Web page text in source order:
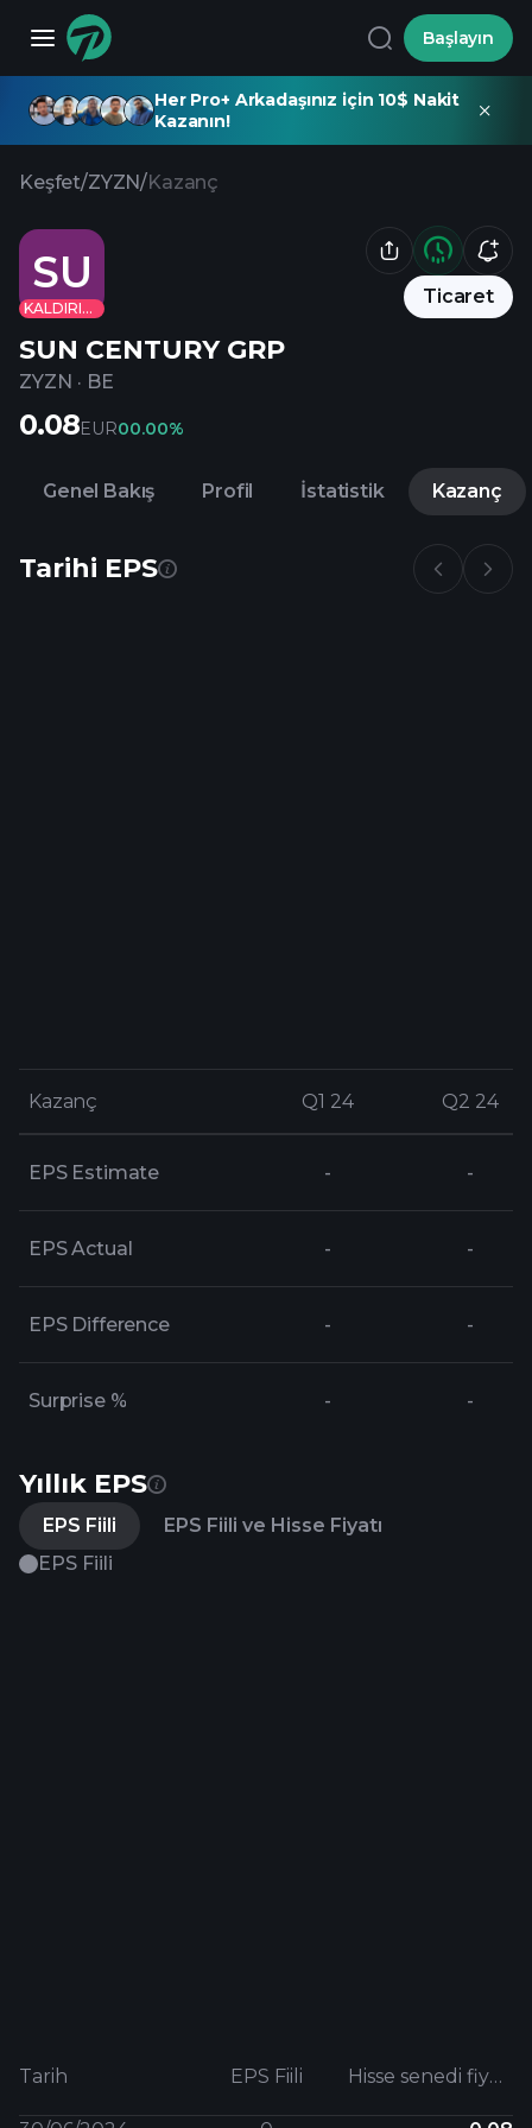
Başlayın
Her Pro+ Arkadaşınız için 10$ Nakit
Kazanın!
Keşfet/ZYZN/Kazanç
SU
KALDIRILDI
Ticaret
SUN CENTURY GRP
ZYZN · BE
0.08EUR00.00%
Genel Bakış Profil İstatistik Kazanç
Tarihi EPS
Kazanç Q1 24 Q2 24
Kazanç Q1 24 Q2 24
EPS Estimate - -
EPS Actual - -
EPS Difference - -
Surprise % - -
Yıllık EPS
EPS Fiili
EPS Fiili ve Hisse Fiyatı
EPS Fiili
Tarih EPS Fiili Hisse senedi fiyatı